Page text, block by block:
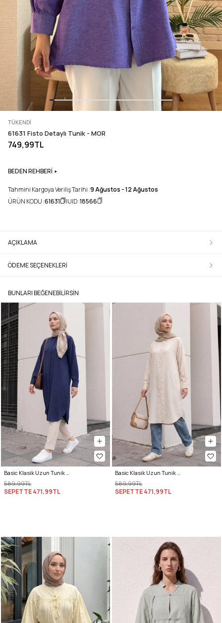
TÜKENDI
61631 Fisto Detaylı Tunik - MOR
749,99TL
BEDEN REHBERİ
Tahmini Kargoya Veriliş Tarihi :9 Ağustos - 12 Ağustos
ÜRÜN KODU :61631 UID :18566
AÇIKLAMA
ÖDEME SEÇENEKLERI
BUNLARI BEĞENEBILIRSIN
Basic Klasik Uzun Tunik 4061 - LACİVERT
589,99TL
SEPETTE471,99TL
Basic Klasik Uzun Tunik 4061 - BEJ
589,99TL
SEPETTE471,99TL